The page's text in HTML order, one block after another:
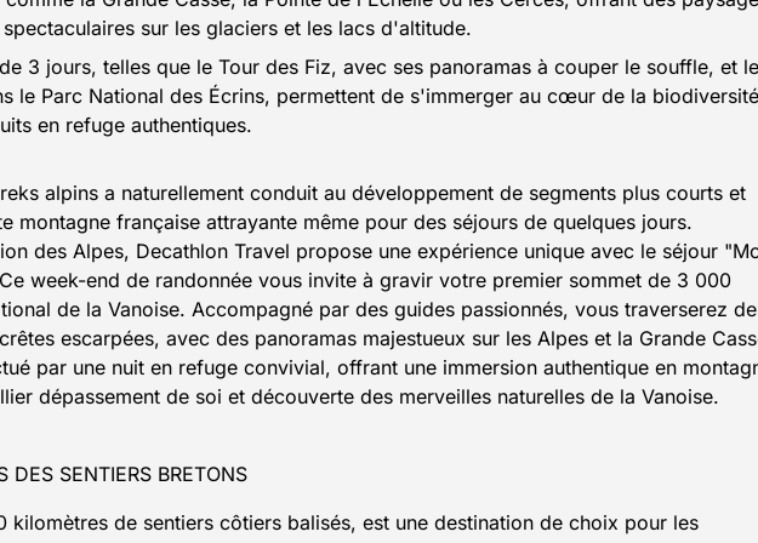
sur les glaciers et les lacs d'altitude.
3 jours, telles que le Tour des Fiz, avec ses panoramas à couper le souffle, et le
le Parc National des Écrins, permettent de s'immerger au cœur de la biodiversité
en refuge authentiques.
alpins a naturellement conduit au développement de segments plus courts et
montagne française attrayante même pour des séjours de quelques jours.
des Alpes, Decathlon Travel propose une expérience unique avec le séjour
week-end de randonnée vous invite à gravir votre premier sommet de 3 000
de la Vanoise. Accompagné par des guides passionnés, vous traverserez
escarpées, avec des panoramas majestueux sur les Alpes et la Grande
par une nuit en refuge convivial, offrant une immersion authentique en
dépassement de soi et découverte des merveilles naturelles de la Vanoise.
DES SENTIERS BRETONS
kilomètres de sentiers côtiers balisés, est une destination de choix pour les